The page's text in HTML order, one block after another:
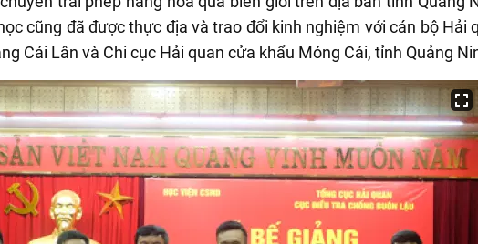
cũng đã được thực địa và trao đổi kinh nghiệm với cán bộ Hải
Cái Lân và Chi cục Hải quan cửa khẩu Móng Cái, tỉnh Quảng